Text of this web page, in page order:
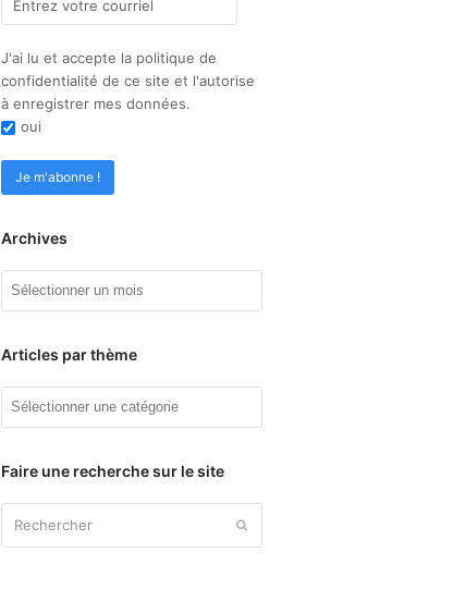
J'ai lu et accepte la politique de
confidentialité de ce site et l'autorise
à enregistrer mes données.
oui
Archives
Articles par thème
Articles
Faire une recherche sur le site